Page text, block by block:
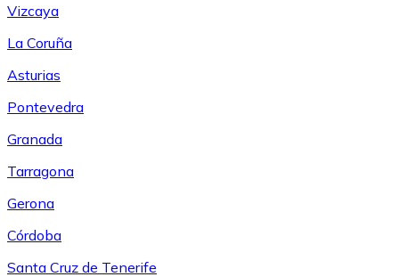
Vizcaya
La Coruña
Asturias
Pontevedra
Granada
Tarragona
Gerona
Córdoba
Santa Cruz de Tenerife